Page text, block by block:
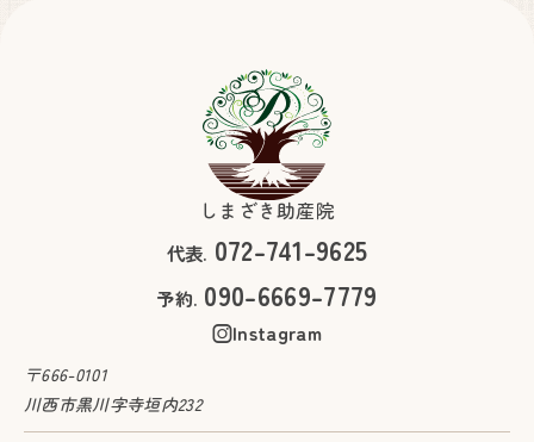
しまざき助産院
代表. 072-741-9625
予約. 090-6669-7779
Instagram
〒666-0101
川西市黒川字寺垣内232